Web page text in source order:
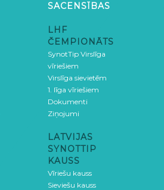
SACENSĪBAS
LHF
ČEMPIONĀTS
SynotTip Virslīga
vīriešiem
Virslīga sievietēm
1. līga vīriešiem
Dokumenti
Ziņojumi
LATVIJAS
SYNOTTIP
KAUSS
Vīriešu kauss
Sieviešu kauss